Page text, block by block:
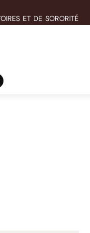
ET DE SORORITÉ